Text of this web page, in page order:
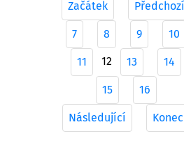
Začátek Předchozí
7 8 9 10
11 12 13 14
15 16
Následující Konec